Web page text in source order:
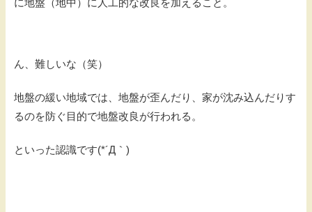
に地盤（地中）に人工的な改良を加えること。
ん、難しいな（笑）
地盤の緩い地域では、地盤が歪んだり、家が沈み込んだりす
るのを防ぐ目的で地盤改良が行われる。
といった認識です(*´Д｀)